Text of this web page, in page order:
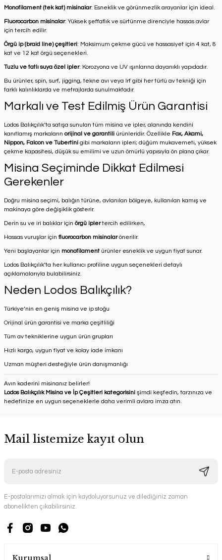
Monofilament (tek kat) misinalar: Esneklik ve görünmezlik arayanlar için ideal.
Fluorocarbon misinalar: Yüksek şeffaflık ve sürtünme direnciyle hassas avlar
için tercih edilir.
Örgü ip (braid line) çeşitleri: Maksimum çekme gücü ve hassasiyet için 4 kat, 8
kat ve 12 kat örgü seçenekleri.
Tuzlu ve tatlı suya özel ipler: Korozyona ve UV ışınlarına dayanıklı yapıdadır.
Bu ürünler, spin, surf, jigging, tekne avı veya lrf gibi her türlü av tekniği için
farklı kalınlıklarda ve metrajlarda sunulmaktadır.
Markalı ve Test Edilmiş Ürün Garantisi
Lodos Balıkçılık’ta satışa sunulan tüm misina ve ipler, alanında kendini
kanıtlamış markaların orijinal ve garantili ürünleridir. Özellikle Fox, Akami,
Nippon, Falcon ve Tubertini gibi markaların ipleri; düğüm mukavemeti, yüksek
çekme kapasitesi, düşük su emilimi ve uzun ömürlü yapısıyla ön plana çıkar.
Misina Seçiminde Dikkat Edilmesi
Gerekenler
Doğru misina seçimi, balığın türüne, avlanılan bölgeye, kullanılan kamış ve
makinaya göre değişiklik gösterir.
Derin su ve iri balıklar için örgü iplertercih edilirken,
Hassas vuruşlar için fluorocarbon misinalarönerilir.
Yeni başlayanlar için monofilament ürünler esneklik ve uygun fiyat sunar.
Lodos Balıkçılık’ta her kullanıcı profiline uygun seçenekleri detaylı
açıklamalarıyla bulabilirsiniz.
Neden Lodos Balıkçılık?
Türkiye’nin en geniş misina ve ip stoğu
Orijinal ürün garantisi ve marka çeşitliliği
Tüm av tekniklerine uygun ürün grupları
Hızlı kargo, uygun fiyat ve kolay iade imkanı
Uzman müşteri desteğiyle ürün danışmanlığı
Avın kaderini misinanız belirler!
Lodos Balıkçılık Misina ve İp Çeşitleri kategorisini şimdi keşfedin, tarzınıza ve
hedefinize en uygun seçeneklerle daha verimli avlara imza atın.
Mail listemize kayıt olun
E-postalarımızı almak için kaydoluyorsunuz ve dilediğiniz zaman
abonelikten çıkabilirsiniz.
Kurumsal